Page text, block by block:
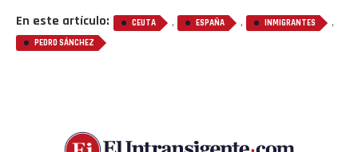
En este artículo: CEUTA , ESPAÑA , INMIGRANTES ,
PEDRO SÁNCHEZ